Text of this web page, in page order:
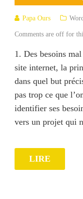
Papa Ours
Comments are off for
1. Des besoins
site internet, la
dans quel but
pas trop ce que
identifier ses
vers un projet qui
LIRE